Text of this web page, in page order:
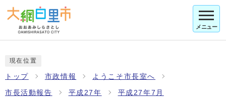
メニュー
現在位置
トップ 市政情報 ようこそ市長室へ
市長活動報告 平成27年 平成27年7月